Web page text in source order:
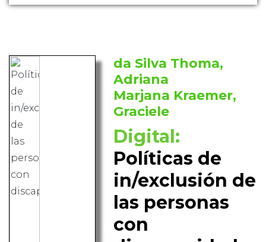
da Silva Thoma,
Adriana
Marjana Kraemer,
Graciele
Digital:
Políticas de
in/exclusión de
las personas
con